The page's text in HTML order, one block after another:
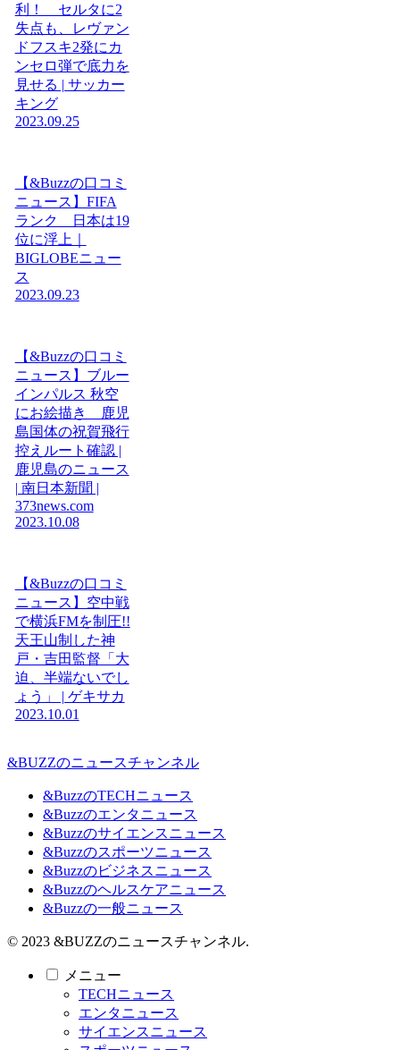
利！ セルタに2
失点も、レヴァン
ドフスキ2発にカ
ンセロ弾で底力を
見せる | サッカー
キング
2023.09.25
【&Buzzの口コミ
ニュース】FIFA
ランク 日本は19
位に浮上｜
BIGLOBEニュー
ス
2023.09.23
【&Buzzの口コミ
ニュース】ブルー
インパルス 秋空
にお絵描き 鹿児
島国体の祝賀飛行
控えルート確認 |
鹿児島のニュース
| 南日本新聞 |
373news.com
2023.10.08
【&Buzzの口コミ
ニュース】空中戦
で横浜FMを制圧!!
天王山制した神
戸・吉田監督「大
迫、半端ないでし
ょう」 | ゲキサカ
2023.10.01
&BUZZのニュースチャンネル
&BuzzのTECHニュース
&Buzzのエンタニュース
&Buzzのサイエンスニュース
&Buzzのスポーツニュース
&Buzzのビジネスニュース
&Buzzのヘルスケアニュース
&Buzzの一般ニュース
© 2023 &BUZZのニュースチャンネル.
メニュー
TECHニュース
エンタニュース
サイエンスニュース